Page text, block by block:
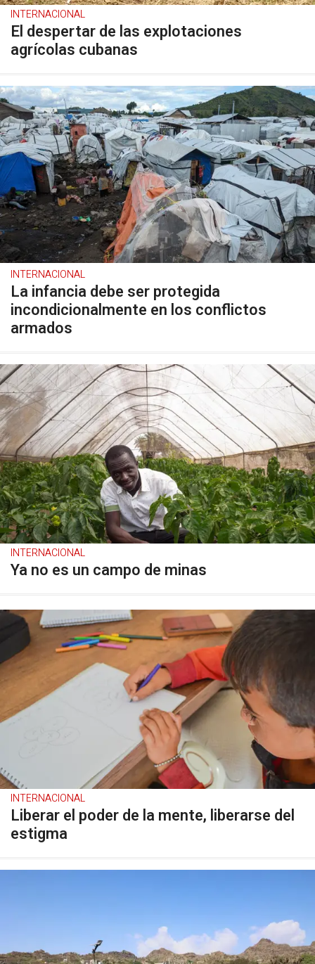
INTERNACIONAL
El despertar de las explotaciones
agrícolas cubanas
INTERNACIONAL
La infancia debe ser protegida
incondicionalmente en los conflictos
armados
INTERNACIONAL
Ya no es un campo de minas
INTERNACIONAL
Liberar el poder de la mente, liberarse del
estigma